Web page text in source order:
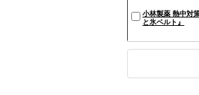
小林製薬 熱中対
と氷ベルト』